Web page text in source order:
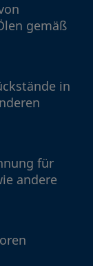
gemäß
in
für
andere